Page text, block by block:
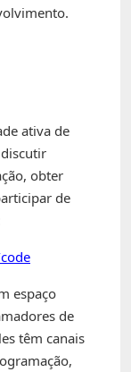
ativa de
obter
de
espaço
de
têm canais